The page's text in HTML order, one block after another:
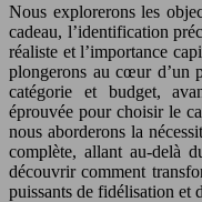
Nous explorerons les
cadeau, l’identification
réaliste et l’importance
plongerons au cœur d’un
catégorie et budget,
éprouvée pour choisir le
nous aborderons la
complète, allant au-delà
découvrir comment
puissants de fidélisation et